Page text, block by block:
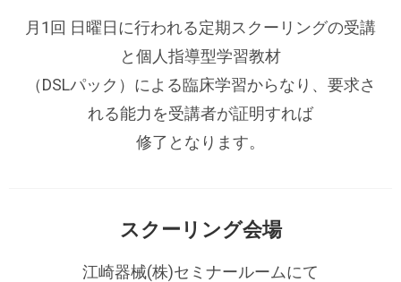
月1回 日曜日に行われる定期スクーリングの受講
と個人指導型学習教材
（DSLパック）による臨床学習からなり、要求さ
れる能力を受講者が証明すれば
修了となります。
スクーリング会場
江崎器械(株)セミナールームにて